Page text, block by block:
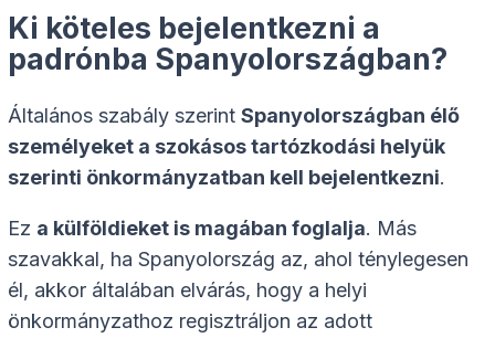
Ki köteles bejelentkezni a
padrónba Spanyolországban?
Általános szabály szerint Spanyolországban élő
személyeket a szokásos tartózkodási helyük
szerinti önkormányzatban kell bejelentkezni.
Ez a külföldieket is magában foglalja. Más
szavakkal, ha Spanyolország az, ahol ténylegesen
él, akkor általában elvárás, hogy a helyi
önkormányzathoz regisztráljon az adott